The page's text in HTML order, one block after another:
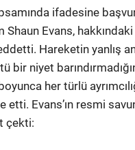
ifadesine
Evans,
Hareketin yanlış
bir niyet
her türlü
etti. Evans’ın resmi
çekti: